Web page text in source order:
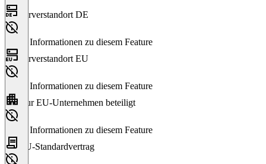
Serverstandort DE
Keine Informationen zu diesem Feature
Serverstandort EU
Keine Informationen zu diesem Feature
Nur EU-Unternehmen beteiligt
Keine Informationen zu diesem Feature
EU-Standardvertrag